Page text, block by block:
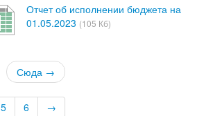
Отчет об исполнении бюджета на
01.05.2023 (105 Кб)
Сюда →
5 6 →